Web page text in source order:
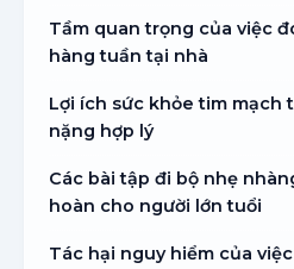
Tầm quan trọng của việc
hàng tuần tại nhà
Lợi ích sức khỏe tim mạch
nặng hợp lý
Các bài tập đi bộ nhẹ
hoàn cho người lớn tuổi
Tác hại nguy hiểm của